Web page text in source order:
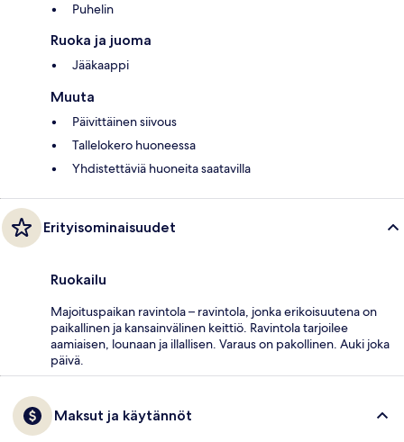
Puhelin
Ruoka ja juoma
Jääkaappi
Muuta
Päivittäinen siivous
Tallelokero huoneessa
Yhdistettäviä huoneita saatavilla
Erityisominaisuudet
Ruokailu
Majoituspaikan ravintola – ravintola, jonka erikoisuutena on
paikallinen ja kansainvälinen keittiö. Ravintola tarjoilee
aamiaisen, lounaan ja illallisen. Varaus on pakollinen. Auki joka
päivä.
Maksut ja käytännöt